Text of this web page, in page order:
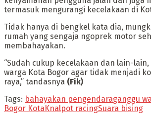
termasuk mengurangi kecelakaan di
Tidak hanya di bengkel kata dia,
rumah yang sengaja ngoprek motor
membahayakan.
“Sudah cukup kecelakaan dan lain-
warga Kota Bogor agar tidak menjadi
raya,” tandasnya (Fik)
Tags: bahayakan pengendaraganggu
Bogor KotaKnalpot racingSuara bising